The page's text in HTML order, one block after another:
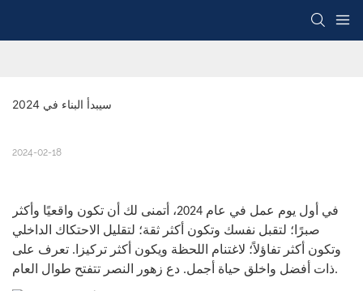
سيبدأ البناء في 2024
2024-02-18
في أول يوم عمل في عام 2024، أتمنى لك أن تكون واقعيًا وأكثر
صبرًا؛ لتقبل نفسك وتكون أكثر ثقة؛ لتقليل الاحتكاك الداخلي
وتكون أكثر تفاؤلاً؛ لاغتنام اللحظة ويكون أكثر تركيزا. تعرف على
ذات أفضل واخلق حياة أجمل. دع زهور النصر تتفتح طوال العام.